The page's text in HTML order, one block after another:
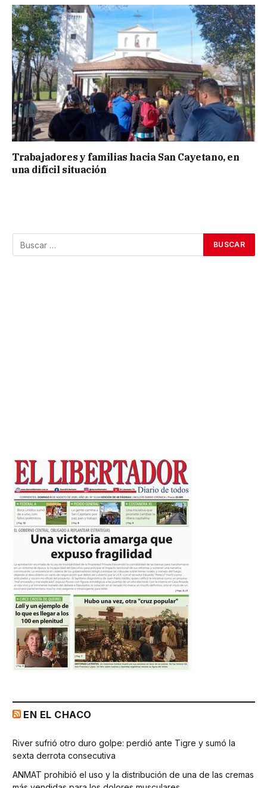
Trabajadores y familias hacia San Cayetano, en
una difícil situación
EN EL CHACO
River sufrió otro duro golpe: perdió ante Tigre y sumó la
sexta derrota consecutiva
ANMAT prohibió el uso y la distribución de una de las cremas